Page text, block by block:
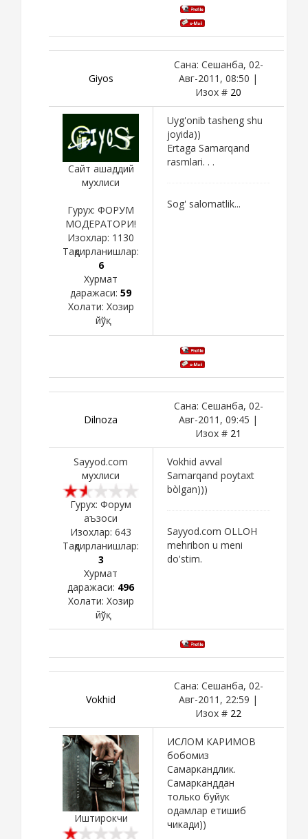
Giyos
Сана: Сешанба, 02-
Авг-2011, 08:50 |
Изох # 20
Сайт ашаддий
мухлиси
Гурух: ФОРУМ
МОДЕРАТОРИ!
Изохлар: 1130
Тақдирланишлар:
6
Хурмат
даражаси: 59
Холати: Хозир
йўқ
Uyg'onib tasheng shu
joyida))
Ertaga Samarqand
rasmlari. . .
Sog' salomatlik...
Dilnoza
Сана: Сешанба, 02-
Авг-2011, 09:45 |
Изох # 21
Sayyod.com
мухлиси
Гурух: Форум
аъзоси
Изохлар: 643
Тақдирланишлар:
3
Хурмат
даражаси: 496
Холати: Хозир
йўқ
Vokhid avval
Samarqand poytaxt
bòlgan)))
Sayyod.com OLLOH
mehribon u meni
do'stim.
Vokhid
Сана: Сешанба, 02-
Авг-2011, 22:59 |
Изох # 22
Иштирокчи
ИСЛОМ КАРИМОВ
бобомиз
Самаркандлик.
Самарканддан
только буйук
одамлар етишиб
чикади))